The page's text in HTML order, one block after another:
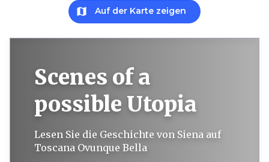
map Auf der Karte zeigen
Scenes of a
possible Utopia
Lesen Sie die Geschichte von Siena auf
Toscana Ovunque Bella